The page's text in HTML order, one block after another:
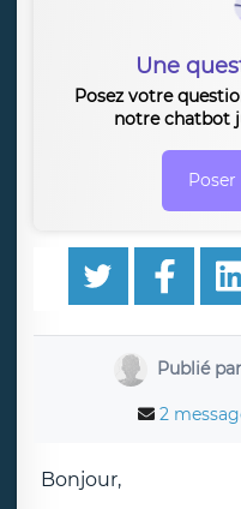
Une
Posez votre
notre chatbot
Publié par
2
Bonjour,